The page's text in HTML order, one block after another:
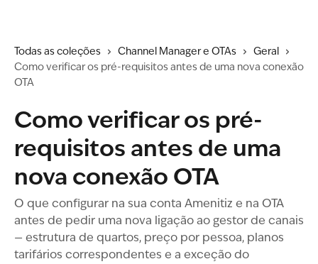
Todas as coleções Channel Manager e OTAs
Geral
Como verificar os pré-requisitos antes de uma nova conexão
OTA
Como verificar os pré-
requisitos antes de uma
nova conexão OTA
O que configurar na sua conta Amenitiz e na OTA
antes de pedir uma nova ligação ao gestor de canais
— estrutura de quartos, preço por pessoa, planos
tarifários correspondentes e a exceção do